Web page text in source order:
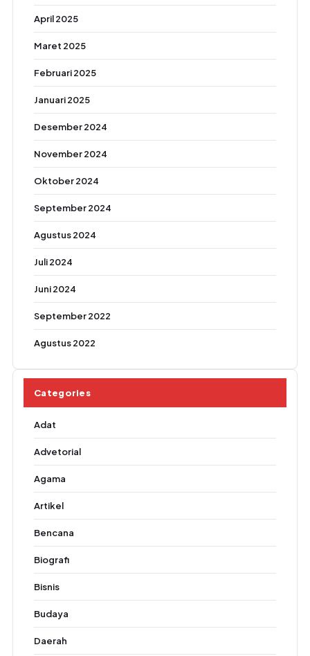
April 2025
Maret 2025
Februari 2025
Januari 2025
Desember 2024
November 2024
Oktober 2024
September 2024
Agustus 2024
Juli 2024
Juni 2024
September 2022
Agustus 2022
Categories
Adat
Advetorial
Agama
Artikel
Bencana
Biografi
Bisnis
Budaya
Daerah